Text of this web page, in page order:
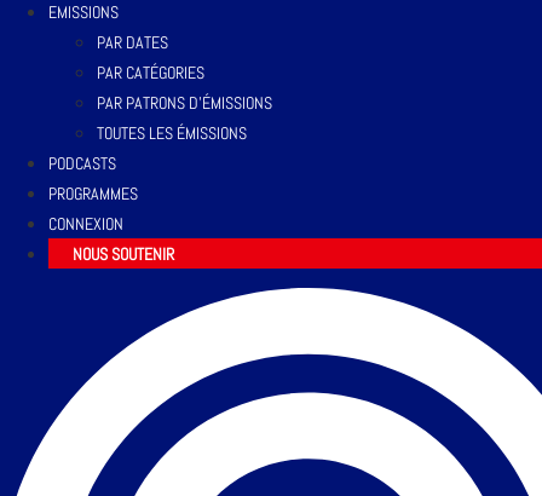
EMISSIONS
PAR DATES
PAR CATÉGORIES
PAR PATRONS D’ÉMISSIONS
TOUTES LES ÉMISSIONS
PODCASTS
PROGRAMMES
CONNEXION
NOUS SOUTENIR